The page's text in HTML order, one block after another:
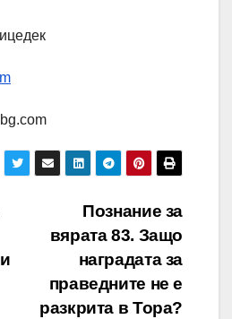
Познание за
вярата 83. Защо
наградата за
праведните не е
разкрита в Тора?